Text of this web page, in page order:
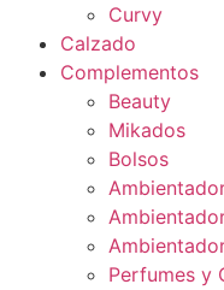
Curvy
Calzado
Complementos
Beauty
Mikados
Bolsos
Perfumes y